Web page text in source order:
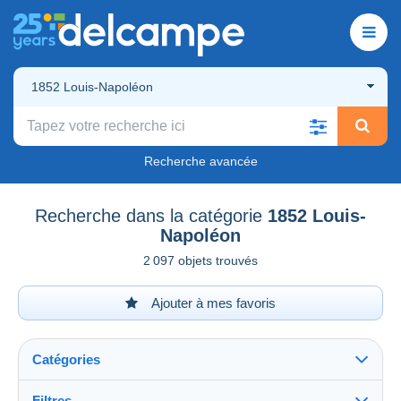
1852 Louis-Napoléon
Recherche avancée
Recherche dans la catégorie 1852 Louis-
Napoléon
2 097 objets trouvés
Ajouter à mes favoris
Catégories